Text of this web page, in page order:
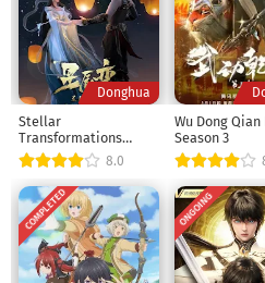
Mob Pyscho 100
Eps 1 -4 Tahun
Donghua
Stellar
Transformations
season 3
8.0
Wu Dong Qian
Season 3
COMPLETED ONGOING